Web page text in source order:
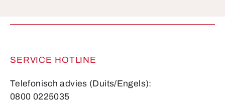
SERVICE HOTLINE
Telefonisch advies (Duits/Engels):
0800 0225035